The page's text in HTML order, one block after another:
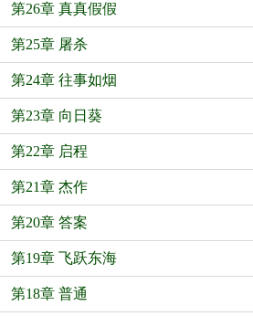
第26章 真真假假
第25章 屠杀
第24章 往事如烟
第23章 向日葵
第22章 启程
第21章 杰作
第20章 答案
第19章 飞跃东海
第18章 普通